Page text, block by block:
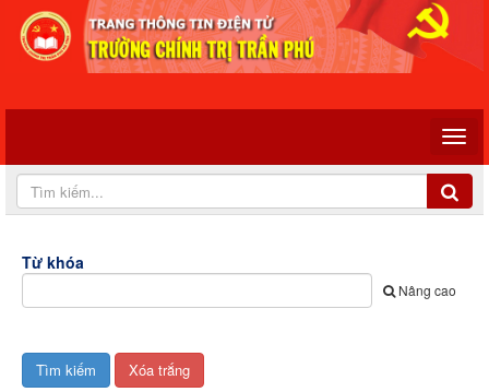
Từ khóa
Nâng cao